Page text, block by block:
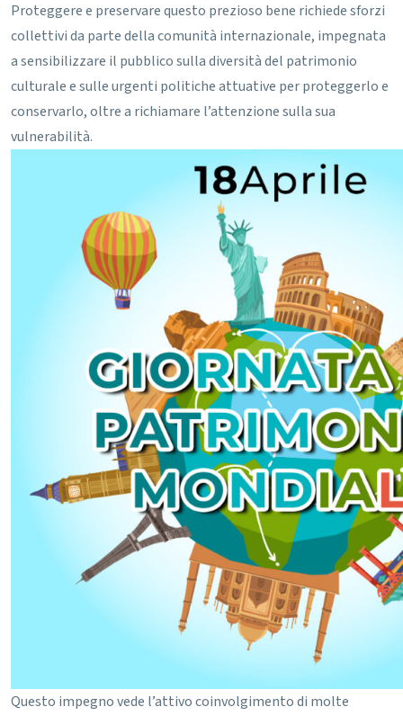
Proteggere e preservare questo prezioso bene richiede sforzi
collettivi da parte della comunità internazionale, impegnata
a sensibilizzare il pubblico sulla diversità del patrimonio
culturale e sulle urgenti politiche attuative per proteggerlo e
conservarlo, oltre a richiamare l’attenzione sulla sua
vulnerabilità.
Questo impegno vede l’attivo coinvolgimento di molte